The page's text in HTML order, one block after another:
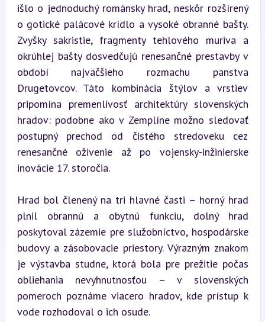
išlo o jednoduchý románsky hrad, neskôr rozšírený
o gotické palácové krídlo a vysoké obranné bašty.
Zvyšky sakristie, fragmenty tehlového muriva a
okrúhlej bašty dosvedčujú renesančné prestavby v
období najväčšieho rozmachu panstva
Drugetovcov. Táto kombinácia štýlov a vrstiev
pripomína premenlivosť architektúry slovenských
hradov: podobne ako v Zemplíne možno sledovať
postupný prechod od čistého stredoveku cez
renesančné oživenie až po vojensky-inžinierske
inovácie 17. storočia.
Hrad bol členený na tri hlavné časti – horný hrad
plnil obrannú a obytnú funkciu, dolný hrad
poskytoval zázemie pre služobníctvo, hospodárske
budovy a zásobovacie priestory. Výrazným znakom
je výstavba studne, ktorá bola pre prežitie počas
obliehania nevyhnutnosťou – v slovenských
pomeroch poznáme viacero hradov, kde prístup k
vode rozhodoval o ich osude.